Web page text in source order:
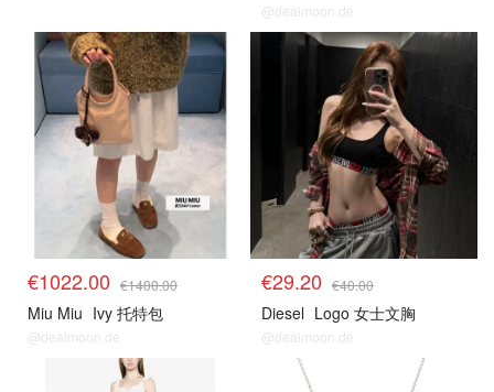
@dealmoon.de
€1022.00 €1400.00
Miu Miu Ivy 托特包
@dealmoon.de
€29.20 €40.00
Diesel Logo 女士文胸
@dealmoon.de